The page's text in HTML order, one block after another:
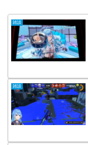
雑談
雑談